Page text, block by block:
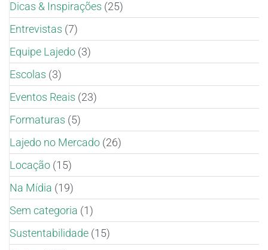
Dicas & Inspirações (25)
Entrevistas (7)
Equipe Lajedo (3)
Escolas (3)
Eventos Reais (23)
Formaturas (5)
Lajedo no Mercado (26)
Locação (15)
Na Mídia (19)
Sem categoria (1)
Sustentabilidade (15)